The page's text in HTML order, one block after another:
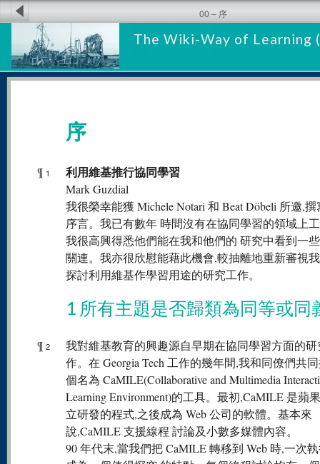
The Wiki-Way of Learning
00 – 序
序
¶ 1 利用維基推行協同學習
Mark Guzdial
我很榮幸能獲 Michele Notari 和 Beat Döbeli 所邀,
序言。我已有數年 時間沒有在協同學習的領域上
我很高興得悉他們能在我和他們的 研究中看到一
關連。我亦很欣慰能藉此機會,較抽離地重新審視
探討利用維基作學習用途的研究工作。
1 所有主題是否歸類為同等或同
¶ 2
我對維基教育的興趣源自早期在協同學習方面的研
作。在 Georgia Tech 工作的幾年間,我和同僚們共
個名為 CaMILE(Collaborative and Multimedia
Learning Environment)的工具。最初,CaMILE 是蘋
立研發的程式,之後成為 Web 公司的軟體。基本來
說,CaMILE 支援線程 討論及小數多媒體內容。
90 年代末,當我們把 CaMILE 轉移到 Web 時,一次